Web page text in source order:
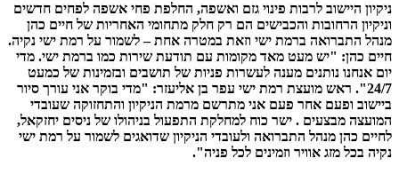
ניקיון היישוב לרבות פינוי גזם ואשפה, החלפת פחי אשפה לפחים חדשים
וניקיון הרחובות והכבישים הם רק חלק מתחומי האחריות של חיים כהן
מנהל התברואה ברמת ישי וזאת במטרה אחת – לשמור על רמת ישי נקיה.
חיים כהן: "יש מעט מאד מקומות עם תודעת שירות כמו ברמת ישי. מדי
יום אנחנו נותנים מענה לעשרות פניות של תושבים ובזמינות של כמעט
24/7". ראש מועצת רמת ישי עפר בן אליעזר: "מדי בוקר אני עורך סיור
ביישוב ופעם אחר פעם אני מתרשם מרמת הניקיון והתחזוקה שעובדי
המועצה מבצעים . ישר כוח למחלקת התפעול בניהולו של ניסים יחזקאל,
לחיים כהן מנהל התברואה ולעובדי הניקיון שדואגים לשמור על רמת ישי
נקיה בכל מזג אוויר וזמינים לכל פניה".